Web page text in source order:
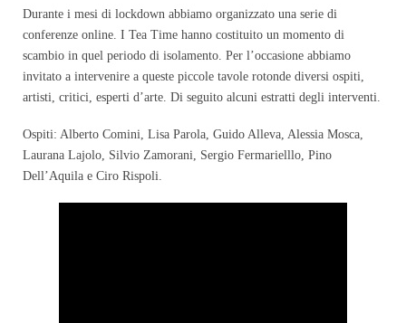
Durante i mesi di lockdown abbiamo organizzato una serie di
conferenze online. I Tea Time hanno costituito un momento di
scambio in quel periodo di isolamento. Per l’occasione abbiamo
invitato a intervenire a queste piccole tavole rotonde diversi ospiti,
artisti, critici, esperti d’arte. Di seguito alcuni estratti degli interventi.
Ospiti: Alberto Comini, Lisa Parola, Guido Alleva, Alessia Mosca,
Laurana Lajolo, Silvio Zamorani, Sergio Fermarielllo, Pino
Dell’Aquila e Ciro Rispoli.